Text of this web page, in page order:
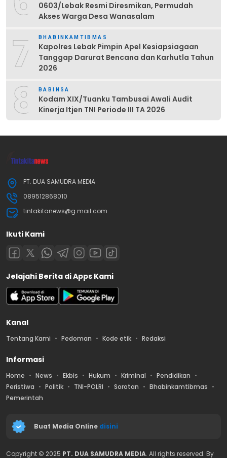
0603/Lebak Resmi Diresmikan, Permudah
Akses Warga Desa Wanasalam
7 BHABINKAMTIBMAS
Kapolres Lebak Pimpin Apel Kesiapsiagaan
Tanggap Darurat Bencana dan Karhutla Tahun
2026
8 BABINSA
Kodam XIX/Tuanku Tambusai Awali Audit
Kinerja Itjen TNI Periode III TA 2026
PT. DUA SAMUDRA MEDIA
089512868010
tintakitanews@g.mail.com
Ikuti Kami
Jelajahi Berita di Apps Kami
Kanal
Tentang Kami Pedoman Kode etik Redaksi
Informasi
Home News Ekbis Hukum Kriminal
Pendidikan
Peristiwa
Politik TNI-POLRI Sorotan
Bhabinkamtibmas
Pemerintah
Buat Media Online disini
Copyright © 2025 PT. DUA SAMUDRA MEDIA. All rights reserved. By